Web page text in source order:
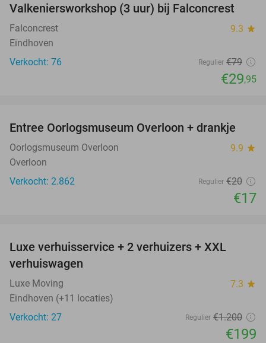
62%
Valkeniersworkshop (3 uur) bij Falconcrest
Falconcrest 9.3 star
Eindhoven
Verkocht: 76
Regulier €79
€29,95
15%
Entree Oorlogsmuseum Overloon + drankje
Oorlogsmuseum Overloon 9.9 star
Overloon
Verkocht: 2.862
Regulier €20
€17
Luxe verhuisservice + 2 verhuizers + XXL
verhuiswagen
Luxe Moving 7.3 star
Eindhoven (+11 locaties)
Verkocht: 27
Regulier €1.200
€199